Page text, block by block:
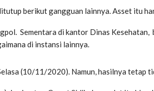
berikut gangguan lainnya. Asset itu
Sementara di kantor Dinas
di instansi lainnya.
(10/11/2020). Namun, hasilnya tetap